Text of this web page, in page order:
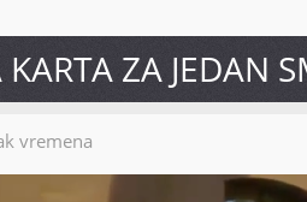
ZA JEDAN
vremena